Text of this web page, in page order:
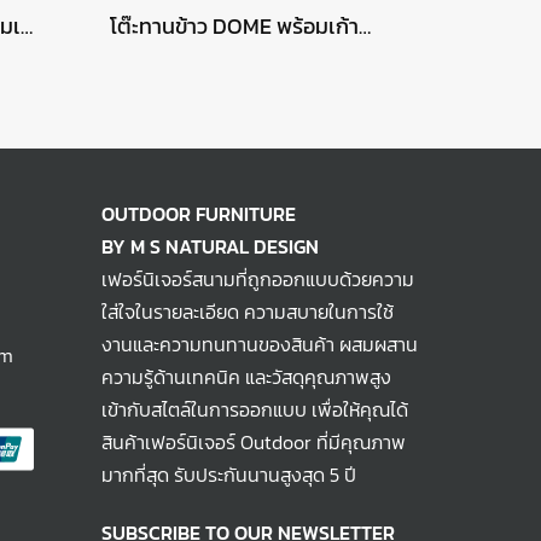
โต๊ะทานข้าว MANOLO พร้อมเก้าอี้ MANITOBA โต๊ะทานข้าว DOME พร้อมเก้าอี้ HERA
OUTDOOR FURNITURE
BY M S NATURAL DESIGN
เฟอร์นิเจอร์สนามที่ถูกออกแบบด้วยความ
ใส่ใจในรายละเอียด ความสบายในการใช้
งานและความทนทานของสินค้า ผสมผสาน
ความรู้ด้านเทคนิค และวัสดุคุณภาพสูง
เข้ากับสไตล์ในการออกแบบ เพื่อให้คุณได้
สินค้าเฟอร์นิเจอร์ Outdoor ที่มีคุณภาพ
มากที่สุด รับประกันนานสูงสุด 5 ปี
SUBSCRIBE TO OUR NEWSLETTER